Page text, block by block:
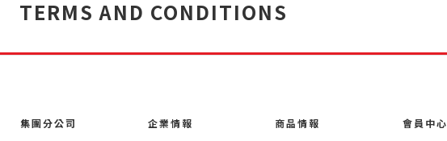
TERMS AND CONDITIONS
集團分公司 企業情報 商品情報 會員中心